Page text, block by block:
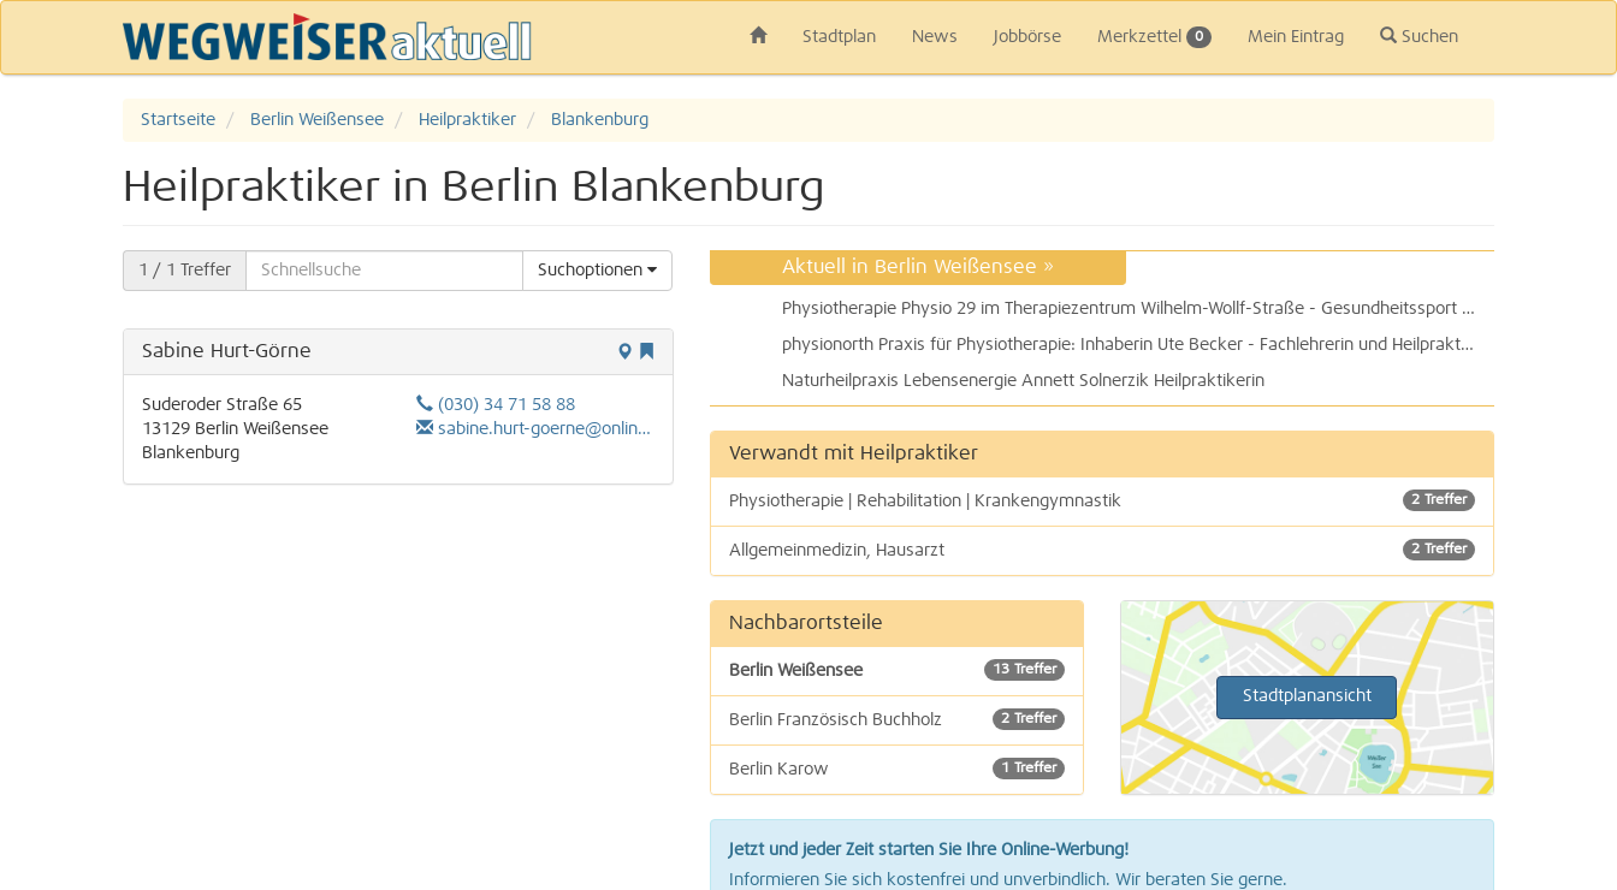
Stadtplan News Jobbörse Merkzettel 0 Mein Eintrag Suchen
Startseite Berlin Weißensee Heilpraktiker Blankenburg
Heilpraktiker in Berlin Blankenburg
1 / 1 Treffer Suchoptionen
Sabine Hurt-Görne
Suderoder Straße 65
13129 Berlin Weißensee
Blankenburg
(030) 34 71 58 88
sabine.hurt-goerne@online.de
Aktuell in Berlin Weißensee »
Physiotherapie Physio 29 im Therapiezentrum Wilhelm-Wollf-Straße - Gesundheitssport TopFit e.V.
physionorth Praxis für Physiotherapie: Inhaberin Ute Becker - Fachlehrerin und Heilpraktikerin für Physiotherapie
Naturheilpraxis Lebensenergie Annett Solnerzik Heilpraktikerin
Verwandt mit Heilpraktiker
2 Treffer
Physiotherapie | Rehabilitation | Krankengymnastik
2 Treffer
Allgemeinmedizin, Hausarzt
Nachbarortsteile
13 Treffer
Berlin Weißensee
2 Treffer
Berlin Französisch Buchholz
1 Treffer
Berlin Karow
Stadtplanansicht
Jetzt und jeder Zeit starten Sie Ihre Online-Werbung!
Informieren Sie sich kostenfrei und unverbindlich. Wir beraten Sie gerne.